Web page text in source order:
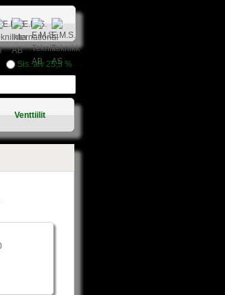
Sis. alv 25,5 %
Venttiilit